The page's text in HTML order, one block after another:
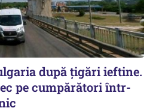
după țigări ieftine.
pe cumpărători într-